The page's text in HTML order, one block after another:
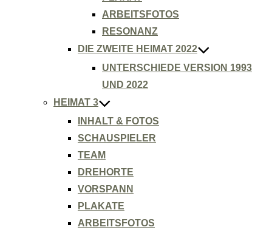
ARBEITSFOTOS
RESONANZ
DIE ZWEITE HEIMAT 2022
UNTERSCHIEDE VERSION 1993
UND 2022
HEIMAT 3
INHALT & FOTOS
SCHAUSPIELER
TEAM
DREHORTE
VORSPANN
PLAKATE
ARBEITSFOTOS